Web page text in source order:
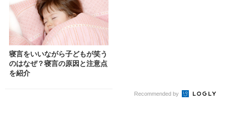
寝言をいいながら子どもが笑う
のはなぜ？寝言の原因と注意点
を紹介
Recommended by